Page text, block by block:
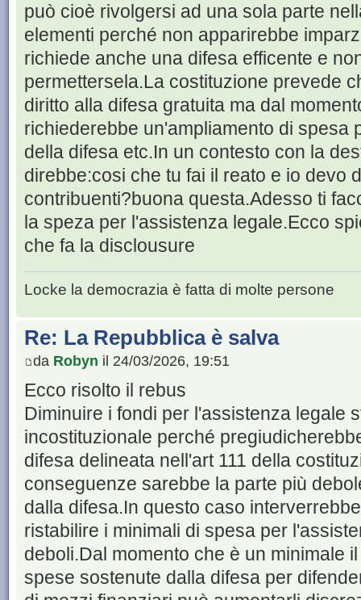
può cioè rivolgersi ad una sola parte
elementi perché non apparirebbe
richiede anche una difesa efficente e
permettersela.La costituzione prevede
diritto alla difesa gratuita ma dal
richiederebbe un'ampliamento di spesa
della difesa etc.In un contesto con la
direbbe:cosi che tu fai il reato e io devo
contribuenti?buona questa.Adesso ti
la speza per l'assistenza legale.Ecco
che fa la disclousure
Locke la democrazia è fatta di molte persone
Re: La Repubblica è salva
da Robyn il 24/03/2026, 19:51
Ecco risolto il rebus
Diminuire i fondi per l'assistenza legale
incostituzionale perché
difesa delineata nell'art 111 della
conseguenze sarebbe la parte più
dalla difesa.In questo caso
ristabilire i minimali di spesa per
deboli.Dal momento che è un minimale
spese sostenute dalla difesa per